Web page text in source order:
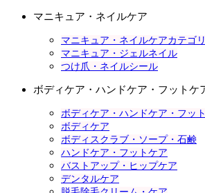
マニキュア・ネイルケア
マニキュア・ネイルケアカテゴ
マニキュア・ジェルネイル
つけ爪・ネイルシール
ボディケア・ハンドケア・フットケ
ボディケア・ハンドケア・フッ
ボディケア
ボディスクラブ・ソープ・石鹸
ハンドケア・フットケア
バストアップ・ヒップケア
デンタルケア